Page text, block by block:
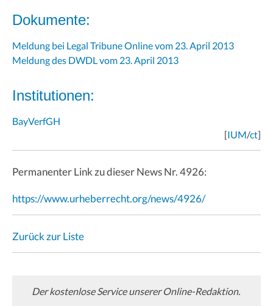
Dokumente:
Meldung bei Legal Tribune Online vom 23. April 2013
Meldung des DWDL vom 23. April 2013
Institutionen:
BayVerfGH
[IUM/ct]
Permanenter Link zu dieser News Nr. 4926:
https://www.urheberrecht.org/news/4926/
Zurück zur Liste
Der kostenlose Service unserer Online-Redaktion.